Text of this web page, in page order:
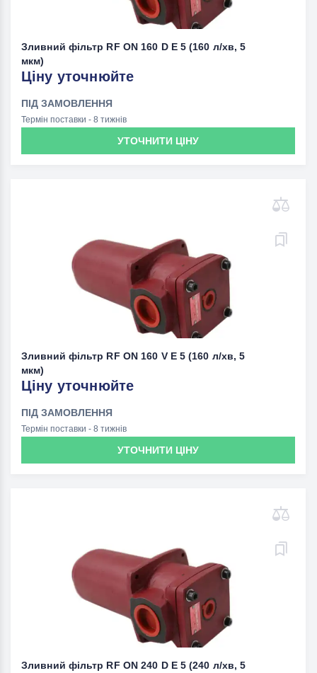
Зливний фільтр RF ON 160 D E 5 (160 л/хв, 5
мкм)
Ціну уточнюйте
ПІД ЗАМОВЛЕННЯ
Термін поставки - 8 тижнів
УТОЧНИТИ ЦІНУ
Зливний фільтр RF ON 160 V E 5 (160 л/хв, 5
мкм)
Ціну уточнюйте
ПІД ЗАМОВЛЕННЯ
Термін поставки - 8 тижнів
УТОЧНИТИ ЦІНУ
Зливний фільтр RF ON 240 D E 5 (240 л/хв, 5